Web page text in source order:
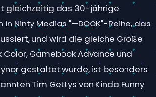
gleichzeitig das 30-jährige
Ninty Medias "—BOOK"-Reihe, das
und wird die gleiche Größe
Gamebook Advance und
gestaltet wurde, ist besonders
Tim Gettys von Kinda Funny